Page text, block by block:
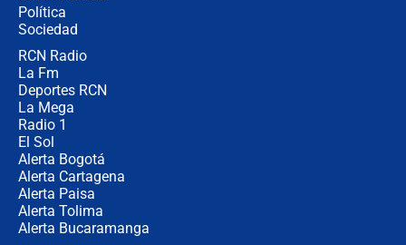
Política
Sociedad
RCN Radio
La Fm
Deportes RCN
La Mega
Radio 1
El Sol
Alerta Bogotá
Alerta Cartagena
Alerta Paisa
Alerta Tolima
Alerta Bucaramanga